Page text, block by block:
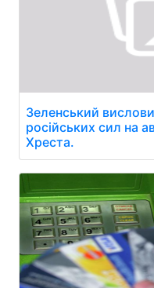
Зеленський
російських сил на
Хреста.